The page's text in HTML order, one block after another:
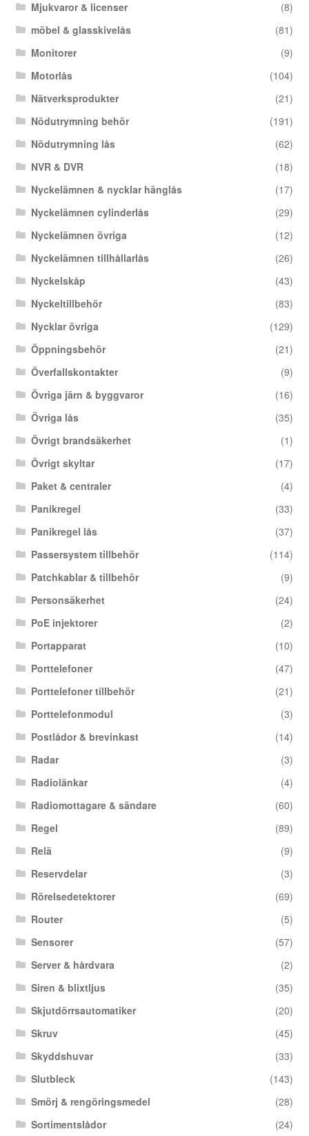
Mjukvaror & licenser
(8)
möbel & glasskivelås
(81)
Monitorer
(9)
Motorlås
(104)
Nätverksprodukter
(21)
Nödutrymning behör
(191)
Nödutrymning lås
(62)
NVR & DVR
(18)
Nyckelämnen & nycklar hänglås
(17)
Nyckelämnen cylinderlås
(29)
Nyckelämnen övriga
(12)
Nyckelämnen tillhållarlås
(26)
Nyckelskåp
(43)
Nyckeltillbehör
(83)
Nycklar övriga
(129)
Öppningsbehör
(21)
Överfallskontakter
(9)
Övriga järn & byggvaror
(16)
Övriga lås
(35)
Övrigt brandsäkerhet
(1)
Övrigt skyltar
(17)
Paket & centraler
(4)
Panikregel
(33)
Panikregel lås
(37)
Passersystem tillbehör
(114)
Patchkablar & tillbehör
(9)
Personsäkerhet
(24)
PoE injektorer
(2)
Portapparat
(10)
Porttelefoner
(47)
Porttelefoner tillbehör
(21)
Porttelefonmodul
(3)
Postlådor & brevinkast
(14)
Radar
(3)
Radiolänkar
(4)
Radiomottagare & sändare
(60)
Regel
(89)
Relä
(9)
Reservdelar
(3)
Rörelsedetektorer
(69)
Router
(5)
Sensorer
(57)
Server & hårdvara
(2)
Siren & blixtljus
(35)
Skjutdörrsautomatiker
(20)
Skruv
(45)
Skyddshuvar
(33)
Slutbleck
(143)
Smörj & rengöringsmedel
(28)
Sortimentslådor
(24)